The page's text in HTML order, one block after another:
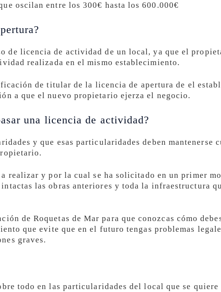
oscilan entre los 300€ hasta los 600.000€
de licencia de actividad de un local, ya que el
realizada en el mismo establecimiento.
de titular de la licencia de apertura de el
a que el nuevo propietario ejerza el negocio.
una licencia de actividad?
y que esas particularidades deben mantenerse
realizar y por la cual se ha solicitado en un primer
las obras anteriores y toda la infraestructura
de Roquetas de Mar para que conozcas cómo
que evite que en el futuro tengas problemas
graves.
todo en las particularidades del local que se